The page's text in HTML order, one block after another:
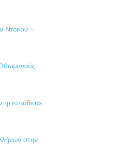
Ντόκου –
ηττοπάθεια»
στην